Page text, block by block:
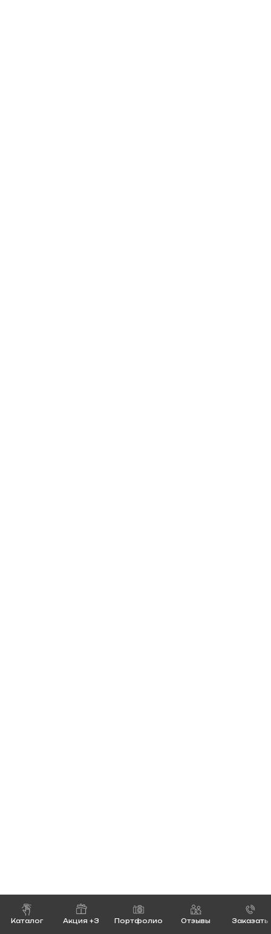
Каталог Акция +3 Портфолио Отзывы Заказать